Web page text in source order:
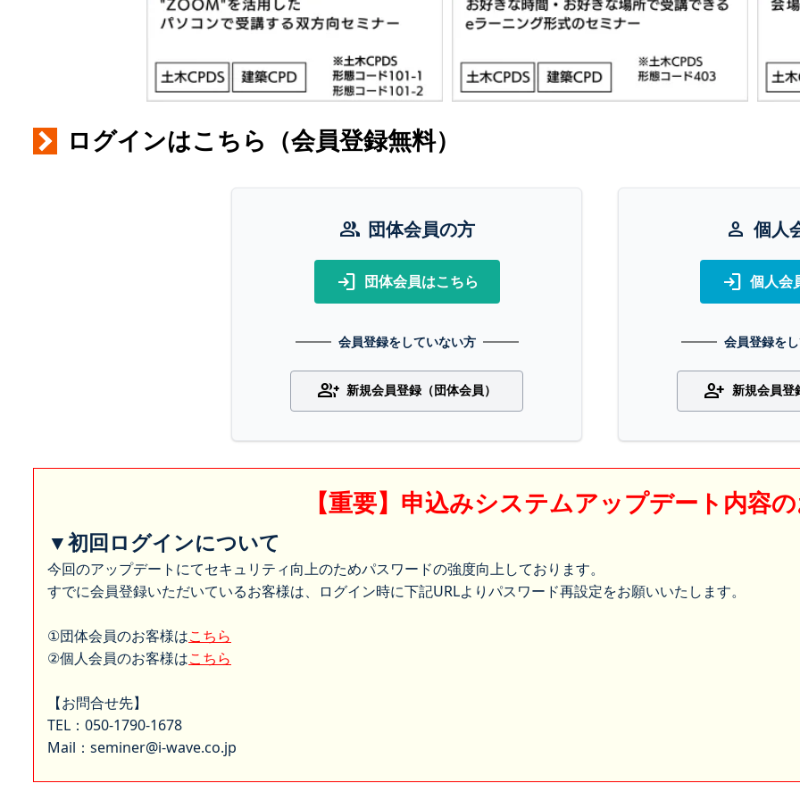
ログインはこちら（会員登録無料）
group 団体会員の方
login 団体会員はこちら
会員登録をしていない方
group_add 新規会員登録（団体会員）
person 個人
login 個人会
会員登録を
person_add 新規会員登
【重要】申込みシステムアップデート内容
▼初回ログインについて
今回のアップデートにてセキュリティ向上のためパスワードの強度向上しております。
すでに会員登録いただいているお客様は、ログイン時に下記URLよりパスワード再設定をお願いいたします。
①団体会員のお客様はこちら
②個人会員のお客様はこちら
【お問合せ先】
TEL：050-1790-1678
Mail：seminer@i-wave.co.jp